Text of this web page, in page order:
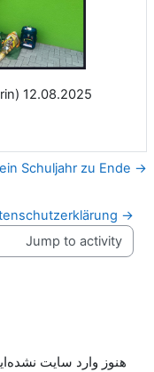
12.08.2025 S. Grabowski (Schulsozialarbeiterin)
→ Wieder geht ein Schuljahr zu Ende...
→ Datenschutzerklärung
Jump to activity
هنوز وارد سایت